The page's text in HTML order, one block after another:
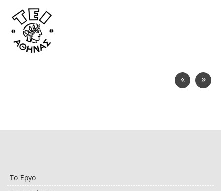
« »
Το Έργο